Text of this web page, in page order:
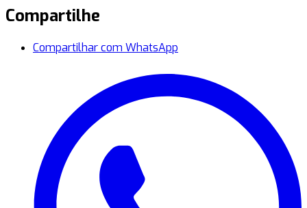
Compartilhe
Compartilhar com WhatsApp